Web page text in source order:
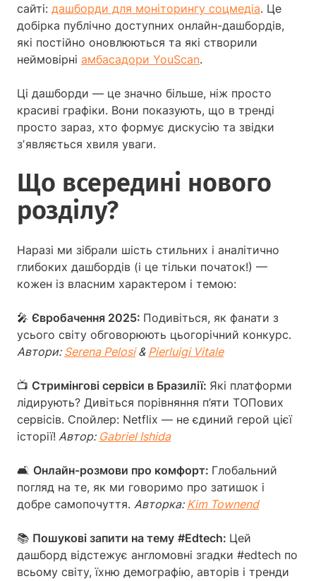
сайті: дашборди для моніторингу соцмедіа. Це
добірка публічно доступних онлайн-дашбордів,
які постійно оновлюються та які створили
неймовірні амбасадори YouScan.
Ці дашборди — це значно більше, ніж просто
красиві графіки. Вони показують, що в тренді
просто зараз, хто формує дискусію та звідки
зʼявляється хвиля уваги.
Що всередині нового
розділу?
Наразі ми зібрали шість стильних і аналітично
глибоких дашбордів (і це тільки початок!) —
кожен із власним характером і темою:
🎤 Євробачення 2025: Подивіться, як фанати з
усього світу обговорюють цьогорічний конкурс.
Автори: Serena Pelosi& Pierluigi Vitale
📺 Стримінгові сервіси в Бразилії: Які платформи
лідирують? Дивіться порівняння п’яти ТОПових
сервісів. Спойлер: Netflix — не єдиний герой цієї
історії! Автор: Gabriel Ishida
🛋️ Онлайн-розмови про комфорт: Глобальний
погляд на те, як ми говоримо про затишок і
добре самопочуття. Авторка: Kim Townend
📚 Пошукові запити на тему #Edtech: Цей
дашборд відстежує англомовні згадки #edtech по
всьому світу, їхню демографію, авторів і тренди